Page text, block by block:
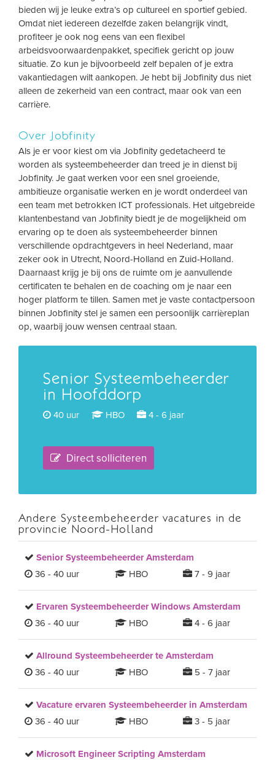
bieden wij je leuke extra’s op cultureel en sportief gebied.
Omdat niet iedereen dezelfde zaken belangrijk vindt,
profiteer je ook nog eens van een flexibel
arbeidsvoorwaardenpakket, specifiek gericht op jouw
situatie. Zo kun je bijvoorbeeld zelf bepalen of je extra
vakantiedagen wilt aankopen. Je hebt bij Jobfinity dus niet
alleen de zekerheid van een contract, maar ook van een
carrière.
Over Jobfinity
Als je er voor kiest om via Jobfinity gedetacheerd te
worden als systeembeheerder dan treed je in dienst bij
Jobfinity. Je gaat werken voor een snel groeiende,
ambitieuze organisatie werken en je wordt onderdeel van
een team met betrokken ICT professionals. Het uitgebreide
klantenbestand van Jobfinity biedt je de mogelijkheid om
ervaring op te doen als systeembeheerder binnen
verschillende opdrachtgevers in heel Nederland, maar
zeker ook in Utrecht, Noord-Holland en Zuid-Holland.
Daarnaast krijg je bij ons de ruimte om je aanvullende
certificaten te behalen en de coaching om je naar een
hoger platform te tillen. Samen met je vaste contactpersoon
binnen Jobfinity stel je samen een persoonlijk carrièreplan
op, waarbij jouw wensen centraal staan.
Senior Systeembeheerder
in Hoofddorp
40 uur HBO 4 - 6 jaar
Direct solliciteren
Andere Systeembeheerder vacatures in de
provincie Noord-Holland
Senior Systeembeheerder Amsterdam
36 - 40 uur
HBO 7 - 9 jaar
Ervaren Systeembeheerder Windows Amsterdam
36 - 40 uur
HBO 4 - 6 jaar
Allround Systeembeheerder te Amsterdam
36 - 40 uur
HBO 5 - 7 jaar
Vacature ervaren Systeembeheerder in Amsterdam
36 - 40 uur
HBO 3 - 5 jaar
Microsoft Engineer Scripting Amsterdam